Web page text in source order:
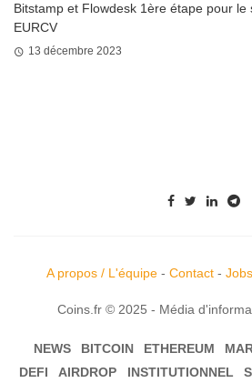
Bitstamp et Flowdesk 1ère étape pour le
EURCV
13 décembre 2023
A propos / L'équipe- Contact- Jobs
Coins.fr © 2025 - Média
NEWS BITCOIN ETHEREUM
DEFI
AIRDROP INSTITUTIONNEL